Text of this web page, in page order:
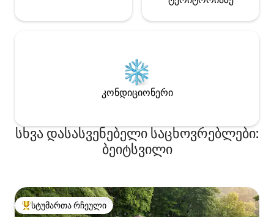
კონდიციონერი
სხვა დასასვენებელი საცხოვრებლები:
ბეიტსვილი
სტუმართა რჩეული მოწინავე ვარიანტი
სტუმართა რჩეული